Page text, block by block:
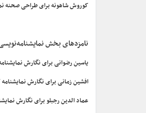
کوروش شاهونه برای طراحی صحنه
نامزدهای بخش
یاسین رضوانی برای نگارش
افشین زمانی برای نگارش
عماد الدین رجبلو برای نگارش